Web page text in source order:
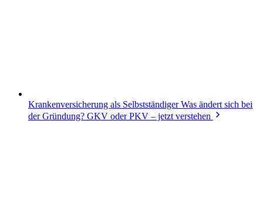
Krankenversicherung als Selbstständiger Was ändert sich bei
der Gründung? GKV oder PKV – jetzt verstehen